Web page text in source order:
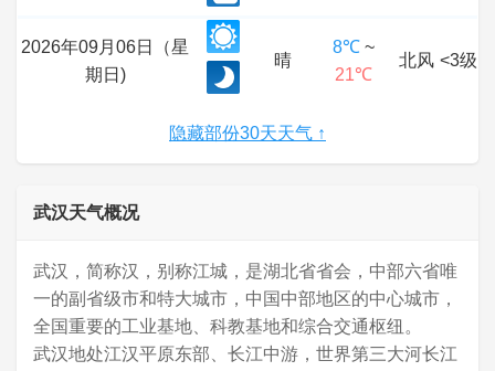
2026年09月06日（星
期日)
晴
8℃ ~
21℃
北风 <3级
隐藏部份30天天气 ↑
武汉天气概况
武汉，简称汉，别称江城，是湖北省省会，中部六省唯
一的副省级市和特大城市，中国中部地区的中心城市，
全国重要的工业基地、科教基地和综合交通枢纽。
武汉地处江汉平原东部、长江中游，世界第三大河长江